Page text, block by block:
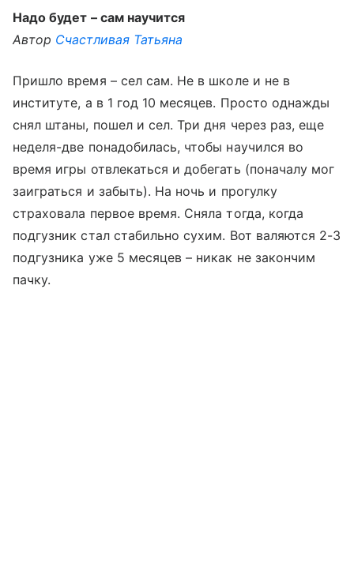
Надо будет – сам научится
Автор Счастливая Татьяна
Пришло время – сел сам. Не в школе и не в
институте, а в 1 год 10 месяцев. Просто однажды
снял штаны, пошел и сел. Три дня через раз, еще
неделя-две понадобилась, чтобы научился во
время игры отвлекаться и добегать (поначалу мог
заиграться и забыть). На ночь и прогулку
страховала первое время. Сняла тогда, когда
подгузник стал стабильно сухим. Вот валяются 2-3
подгузника уже 5 месяцев – никак не закончим
пачку.